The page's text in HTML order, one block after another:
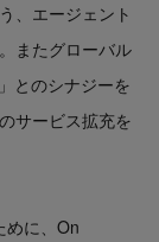
、エージェント
またグローバル
とのシナジーを
サービス拡充を
めに、On